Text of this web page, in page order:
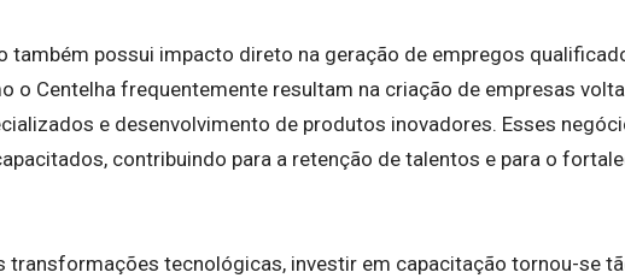
também possui impacto direto na geração de empregos
o Centelha frequentemente resultam na criação de empresas
e desenvolvimento de produtos inovadores. Esses
contribuindo para a retenção de talentos e para o
transformações tecnológicas, investir em capacitação tornou-se